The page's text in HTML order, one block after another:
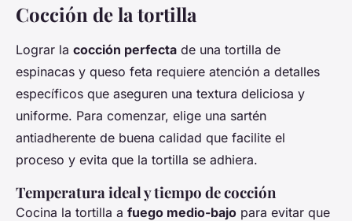
Cocción de la tortilla
Lograr la cocción perfecta de una tortilla de
espinacas y queso feta requiere atención a detalles
específicos que aseguren una textura deliciosa y
uniforme. Para comenzar, elige una sartén
antiadherente de buena calidad que facilite el
proceso y evita que la tortilla se adhiera.
Temperatura ideal y tiempo de cocción
Cocina la tortilla a fuego medio-bajo para evitar que